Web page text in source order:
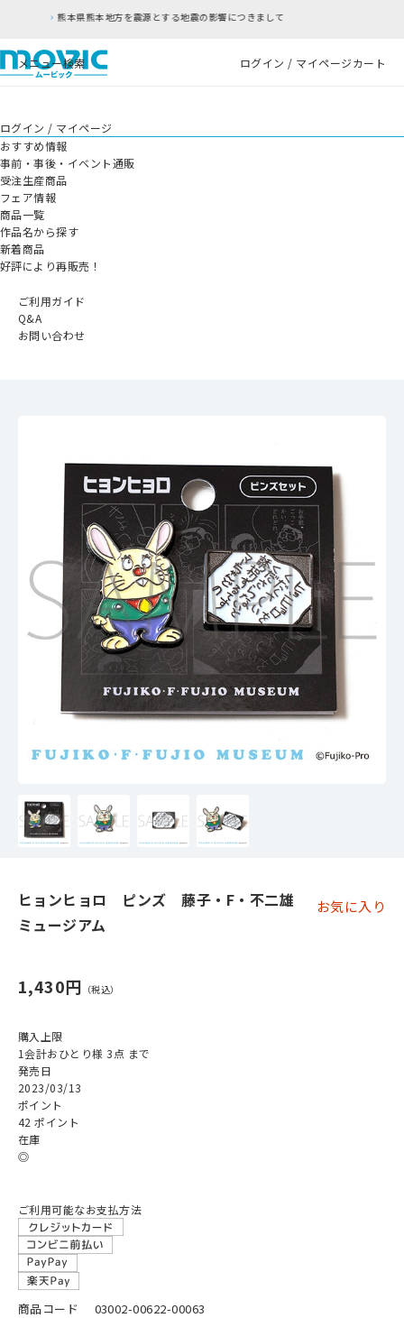
影響につきまして RFC違反アドレスのご利用につ
メニュー検索 ログイン / マイページカート
ログイン / マイページ
おすすめ情報
事前・事後・イベント通販
受注生産商品
フェア情報
商品一覧
作品名から探す
新着商品
好評により再販売！
ご利用ガイド
Q&A
お問い合わせ
ヒョンヒョロ ピンズ 藤子・F・不二雄
ミュージアム
お気に入り
1,430円
購入上限
1会計おひとり様 3点 まで
発売日
2023/03/13
ポイント
42 ポイント
在庫
◎
ご利用可能なお支払方法
商品コード
03002-00622-00063